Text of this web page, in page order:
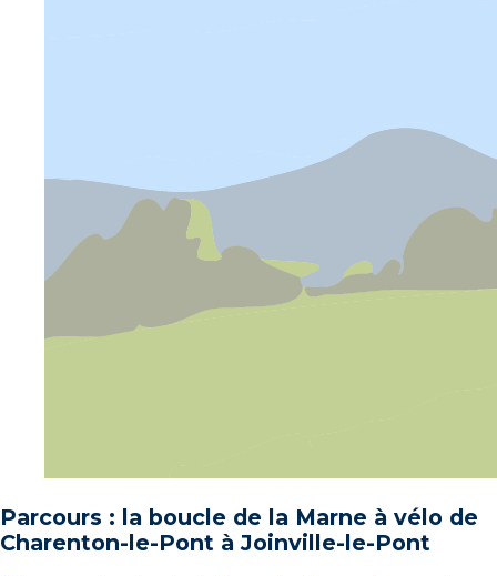
Parcours : la boucle de la Marne à vélo de
Charenton-le-Pont à Joinville-le-Pont